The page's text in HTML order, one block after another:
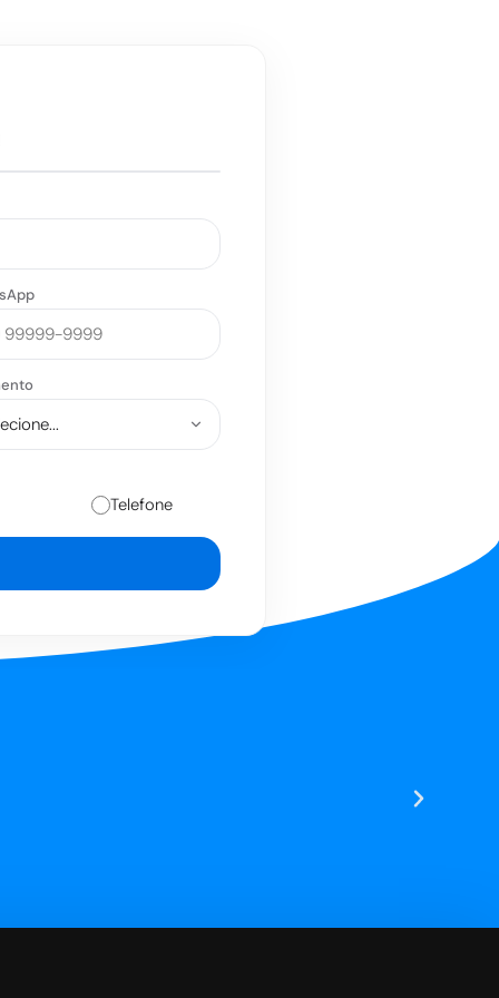
Telefone